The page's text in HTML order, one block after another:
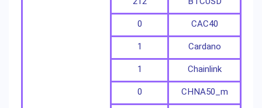
CAC40
0
Cardano
1
Chainlink
1
CHNA50_m
0